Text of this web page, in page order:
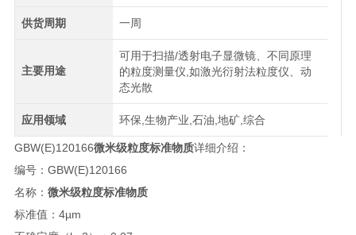
供货周期 一周
主要用途
可用于扫描/透射电子显微镜、不同原理
的粒度测量仪,如激光衍射法粒度仪、动
态光散
应用领域 环保,生物产业,石油,地矿,综合
GBW(E)120166微米级粒度标准物质详细介绍：
编号：GBW(E)120166
名称： 微米级粒度标准物质
标准值：4µm